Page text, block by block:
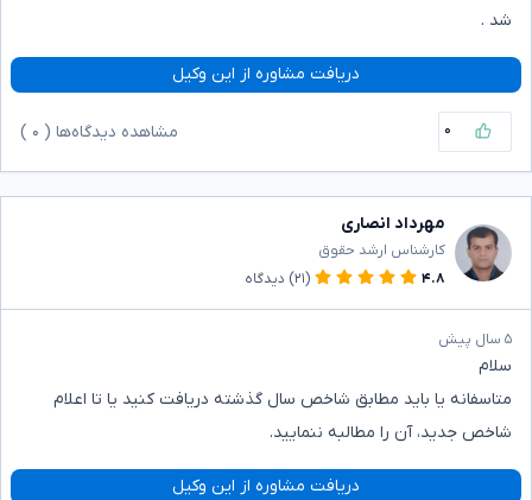
شد .
دریافت مشاوره از این وکیل
۰ مشاهده دیدگاه‌ها ( ۰
مهرداد انصاری
کارشناس ارشد حقوق
۴.۸
(۲۱) دیدگاه
۵ سال پیش
سلام
متاسفانه یا باید مطابق شاخص سال گذشته دریافت کنید یا تا اعلام
شاخص جدید، آن را مطالبه ننمایید.
دریافت مشاوره از این وکیل